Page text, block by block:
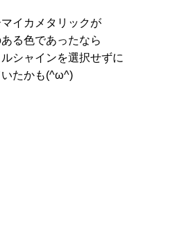
イカメタリックが
る色であったなら
シャインを選択せずに
たかも(^ω^)